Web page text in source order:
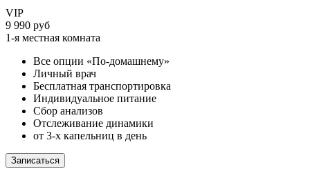
VIP
9 990 руб
1-я местная комната
Все опции «По-домашнему»
Личный врач
Бесплатная транспортировка
Индивидуальное питание
Сбор анализов
Отслеживание динамики
от 3-х капельниц в день
Записаться